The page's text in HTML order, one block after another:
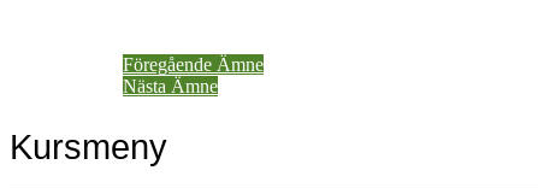
Föregående Ämne
Nästa Ämne
Kursmeny